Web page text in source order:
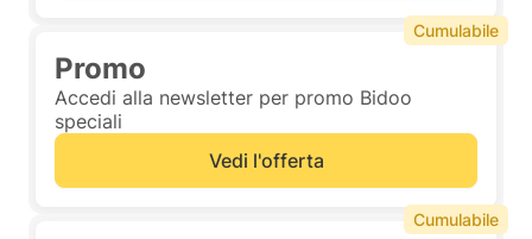
Promo
Accedi alla newsletter per promo Bidoo
speciali
Vedi l'offerta
Cumulabile
Cumulabile